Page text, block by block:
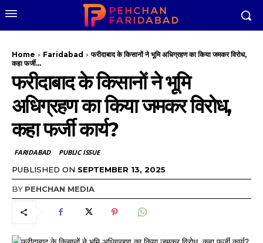
Home Faridabad
फरीदाबाद के किसानों ने भूमि अधिग्रहण का किया जमकर विरोध,
कहा फर्जी...
फरीदाबाद के किसानों ने भूमि
अधिग्रहण का किया जमकर विरोध,
कहा फर्जी कार्य?
FARIDABAD PUBLIC ISSUE
PUBLISHED ON SEPTEMBER 13, 2025
BY PEHCHAN MEDIA